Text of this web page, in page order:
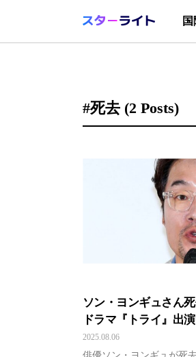
#死去 (2 Posts)
ソン・ヨンギュさん
ドラマ『トライ』出
10日後の悲報
2025.08.06